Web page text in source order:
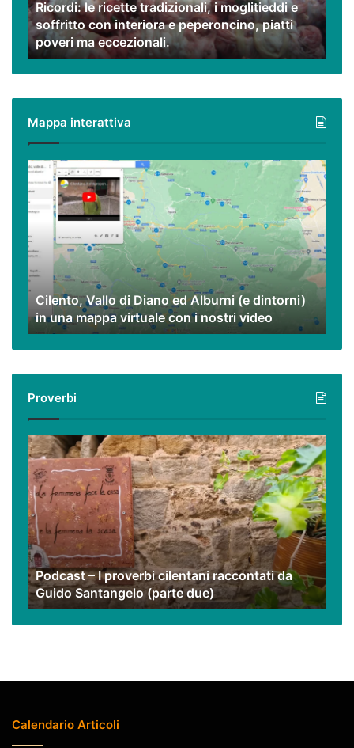
soffritto
con
interiora
e
peperoncino,
ma
eccezionali.
Ricordi: le ricette tradizionali, i moglitieddi e
soffritto con interiora e peperoncino, piatti
poveri ma eccezionali.
Mappa interattiva
Cilento,
Vallo
di
Diano
ed
Alburni
(e
dintorni)
una
mappa
virtuale
nostri
video
Cilento, Vallo di Diano ed Alburni (e dintorni)
in una mappa virtuale con i nostri video
Proverbi
Podcast
–
I
proverbi
cilentani
raccontati
da
Guido
Santangelo
(parte
due)
Podcast – I proverbi cilentani raccontati da
Guido Santangelo (parte due)
Calendario Articoli